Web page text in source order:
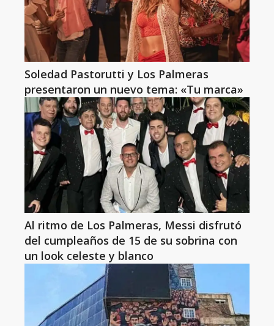
Soledad Pastorutti y Los Palmeras
presentaron un nuevo tema: «Tu marca»
Al ritmo de Los Palmeras, Messi disfrutó
del cumpleaños de 15 de su sobrina con
un look celeste y blanco